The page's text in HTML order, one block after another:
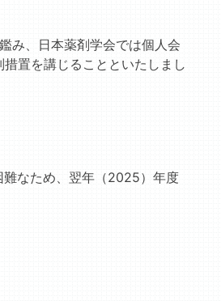
み、日本薬剤学会では個人会
置を講じることといたしまし
難なため、翌年（2025）年度